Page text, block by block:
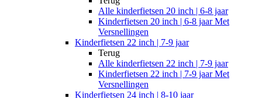
Alle kinderfietsen 20 inch | 6-8 jaar
Kinderfietsen 20 inch | 6-8 jaar Met
Versnellingen
Kinderfietsen 22 inch | 7-9 jaar
Terug
Alle kinderfietsen 22 inch | 7-9 jaar
Kinderfietsen 22 inch | 7-9 jaar Met
Versnellingen
Kinderfietsen 24 inch | 8-10 jaar